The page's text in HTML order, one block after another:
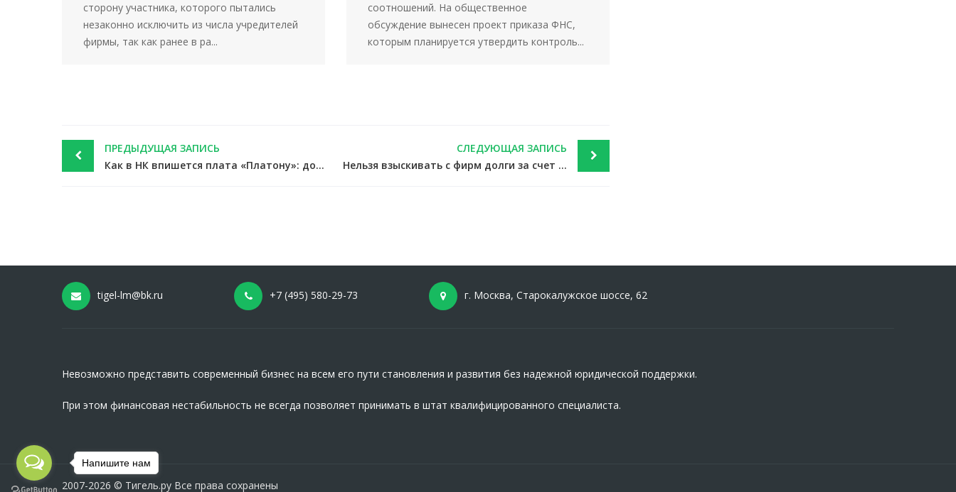
сторону участника, которого пытались
незаконно исключить из числа учредителей
фирмы, так как ранее в ра...
соотношений. На общественное
обсуждение вынесен проект приказа ФНС,
которым планируется утвердить контроль...
Post
navigation
ПРЕДЫДУЩАЯ ЗАПИСЬ
Как в НК впишется плата «Платону»: дополнены поправки о неналоговых платежах — новости налоги
СЛЕДУЮЩАЯ ЗАПИСЬ
Нельзя взыскивать с фирм долги за счет средств, выделенных ФСС на пособия — новости налоги
tigel-lm@bk.ru +7 (495) 580-29-73 г. Москва, Старокалужское шоссе, 62
Невозможно представить современный бизнес на всем его пути становления и развития без надежной юридической поддержки.
При этом финансовая нестабильность не всегда позволяет принимать в штат квалифицированного специалиста.
2007-2026 © Тигель.ру Все права сохранены
Напишите нам